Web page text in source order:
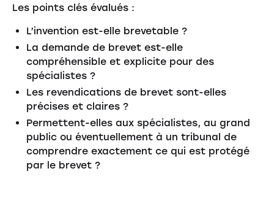
Les points clés évalués :
L’invention est-elle brevetable ?
La demande de brevet est-elle
compréhensible et explicite pour des
spécialistes ?
Les revendications de brevet sont-elles
précises et claires ?
Permettent-elles aux spécialistes, au grand
public ou éventuellement à un tribunal de
comprendre exactement ce qui est protégé
par le brevet ?